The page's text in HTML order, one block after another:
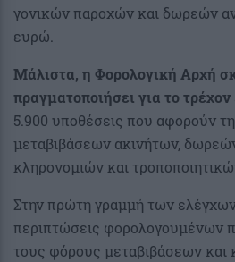
γονικών παροχών και δωρεών
ευρώ.
Μάλιστα, η Φορολογική Αρχή
πραγματοποιήσει για το τρέχον
5.900 υποθέσεις που αφορούν
μεταβιβάσεων ακινήτων,
κληρονομιών και
Στην πρώτη γραμμή των
περιπτώσεις φορολογουμένων
τους φόρους μεταβιβάσεων και